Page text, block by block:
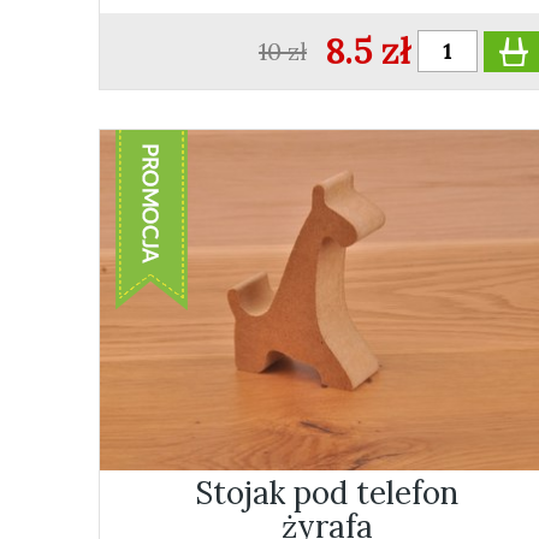
10 zł 8.5 zł
Stojak pod telefon
żyrafa